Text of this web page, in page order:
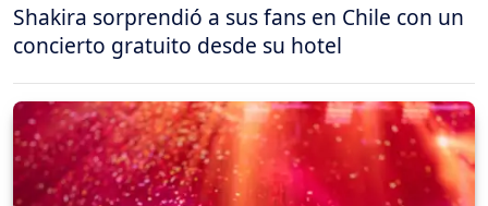
Shakira sorprendió a sus fans en Chile con un
concierto gratuito desde su hotel